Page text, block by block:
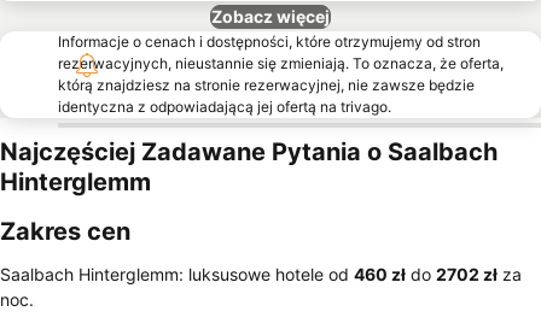
Zobacz więcej
Informacje o cenach i dostępności, które otrzymujemy od stron
rezerwacyjnych, nieustannie się zmieniają. To oznacza, że oferta,
którą znajdziesz na stronie rezerwacyjnej, nie zawsze będzie
identyczna z odpowiadającą jej ofertą na trivago.
Najczęściej Zadawane Pytania o Saalbach
Hinterglemm
Zakres cen
Saalbach Hinterglemm: luksusowe hotele od ‎460 zł do ‎2702 zł za
noc.